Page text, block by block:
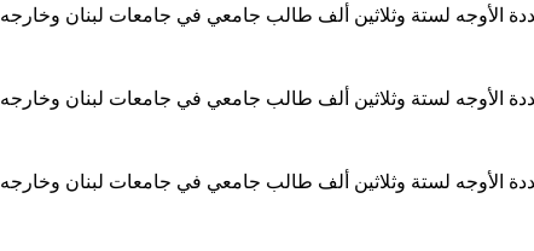
الأوجه لستة وثلاثين ألف طالب جامعي في جامعات لبنان وخارجه
الأوجه لستة وثلاثين ألف طالب جامعي في جامعات لبنان وخارجه
الأوجه لستة وثلاثين ألف طالب جامعي في جامعات لبنان وخارجه